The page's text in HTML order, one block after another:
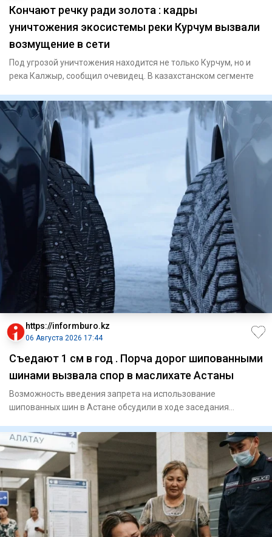
Кончают речку ради золота : кадры
уничтожения экосистемы реки Курчум вызвали
возмущение в сети
Под угрозой уничтожения находится не только Курчум, но и
река Калжыр, сообщил очевидец. В казахстанском сегменте
https://informburo.kz
06 Августа 2026 17:44
Съедают 1 см в год . Порча дорог шипованными
шинами вызвала спор в маслихате Астаны
Возможность введения запрета на использование
шипованных шин в Астане обсудили в ходе заседания